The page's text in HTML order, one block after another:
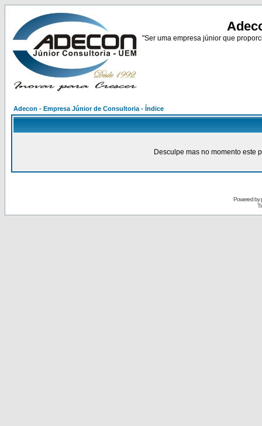
"Ser uma empresa júnior que
Adecon - Empresa Júnior de Consultoria - Índice
Desculpe mas no momento este
Powered by